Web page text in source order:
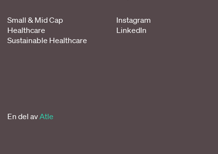
Small & Mid Cap
Healthcare
Sustainable Healthcare
Instagram
LinkedIn
En del av Atle